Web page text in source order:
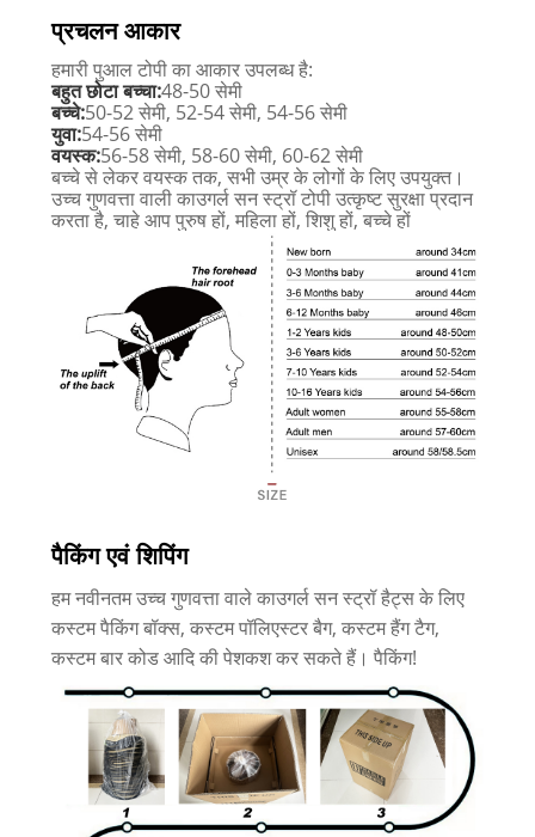
प्रचलन आकार
हमारी पुआल टोपी का आकार उपलब्ध है:
बहुत छोटा बच्चा:48-50 सेमी
बच्चे:50-52 सेमी, 52-54 सेमी, 54-56 सेमी
युवा:54-56 सेमी
वयस्क:56-58 सेमी, 58-60 सेमी, 60-62 सेमी
बच्चे से लेकर वयस्क तक, सभी उम्र के लोगों के लिए उपयुक्त।
उच्च गुणवत्ता वाली काउगर्ल सन स्ट्रॉ टोपी उत्कृष्ट सुरक्षा प्रदान
करता है, चाहे आप पुरुष हों, महिला हों, शिशु हों, बच्चे हों
पैकिंग एवं शिपिंग
हम नवीनतम उच्च गुणवत्ता वाले काउगर्ल सन स्ट्रॉ हैट्स के लिए
कस्टम पैकिंग बॉक्स, कस्टम पॉलिएस्टर बैग, कस्टम हैंग टैग,
कस्टम बार कोड आदि की पेशकश कर सकते हैं। पैकिंग!